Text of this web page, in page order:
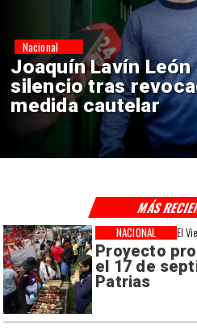
Chile y Venezuela
reinicio de
consulares
Nacional
El
Proyecto
el 17 de
Patrias
NACIONAL
MÁS